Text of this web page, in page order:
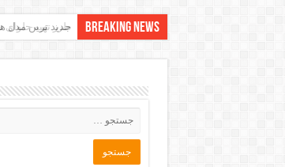
Breaking News جدید ترین مدل